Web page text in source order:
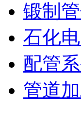
锻制
石化
配管系
管道